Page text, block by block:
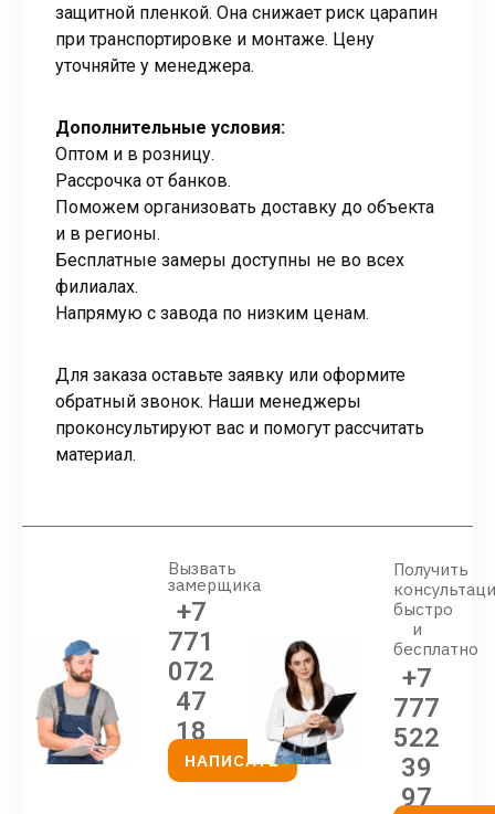
защитной пленкой. Она снижает риск царапин
при транспортировке и монтаже. Цену
уточняйте у менеджера.
Дополнительные условия:
Оптом и в розницу.
Рассрочка от банков.
Поможем организовать доставку до объекта
и в регионы.
Бесплатные замеры доступны не во всех
филиалах.
Напрямую с завода по низким ценам.
Для заказа оставьте заявку или оформите
обратный звонок. Наши менеджеры
проконсультируют вас и помогут рассчитать
материал.
Вызвать
замерщика
+7
771
072
47
18
НАПИСАТЬ
Получить
быстро
и
бесплатно
+7
777
522
39
97